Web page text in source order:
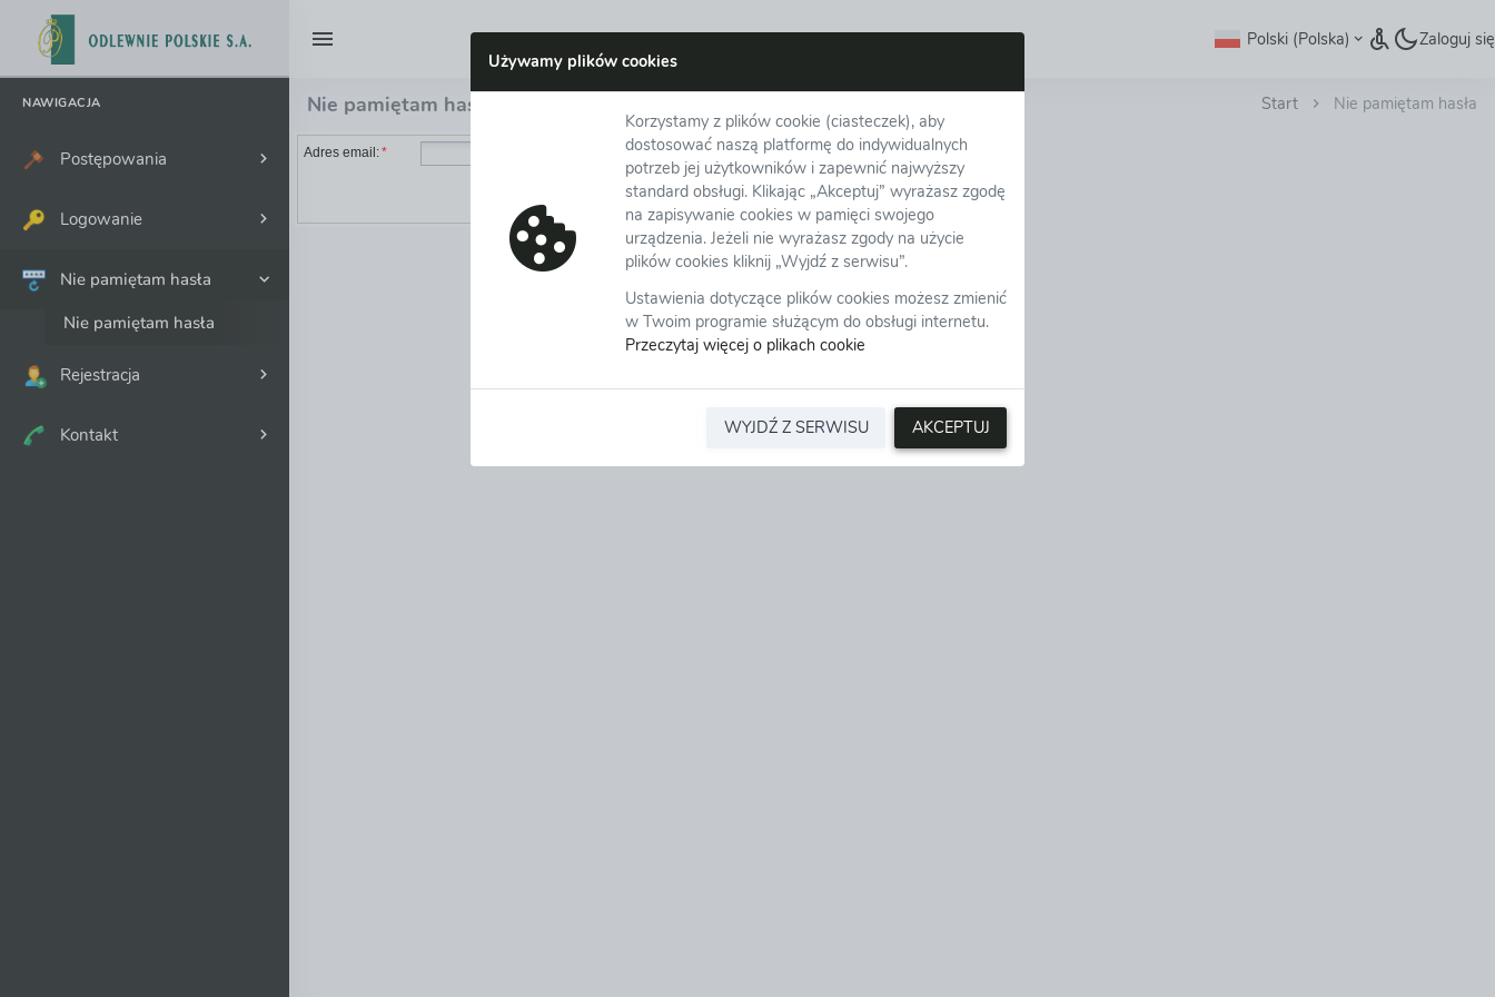
Używamy plików cookies
Korzystamy z plików cookie (ciasteczek), aby
dostosować naszą platformę do indywidualnych
potrzeb jej użytkowników i zapewnić najwyższy
standard obsługi. Klikając „Akceptuj” wyrażasz zgodę
na zapisywanie cookies w pamięci swojego
urządzenia. Jeżeli nie wyrażasz zgody na użycie
plików cookies kliknij „Wyjdź z serwisu”.
Ustawienia dotyczące plików cookies możesz zmienić
w Twoim programie służącym do obsługi internetu.
Przeczytaj więcej o plikach cookie
WYJDŹ Z SERWISU AKCEPTUJ
Polski (Polska) Zaloguj się
NAWIGACJA
Postępowania
Logowanie
Nie pamiętam hasła
Nie pamiętam hasła
Rejestracja
Kontakt
Start Nie pamiętam hasła
Nie pamiętam hasła
Adres email:*
Wyślij